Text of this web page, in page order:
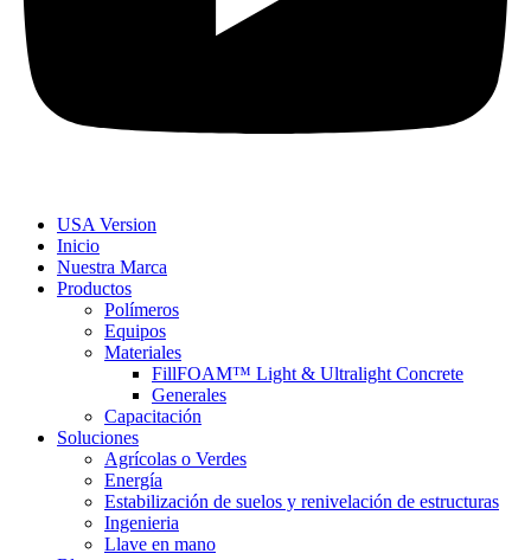
USA Version
Inicio
Nuestra Marca
Productos
Polímeros
Equipos
Materiales
FillFOAM™ Light & Ultralight Concrete
Generales
Capacitación
Soluciones
Agrícolas o Verdes
Energía
Estabilización de suelos y renivelación de estructuras
Ingenieria
Llave en mano